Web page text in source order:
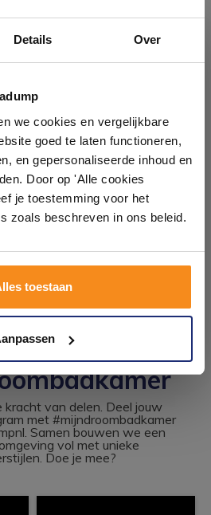
Details Over
we cookies en vergelijkbare
goed te laten functioneren,
en gepersonaliseerde inhoud en
Door op 'Alle cookies
je toestemming voor het
zoals beschreven in ons beleid.
toestaan
30 voor 2-toets Spoeling
met Witte Designstroken
Mat Wit
221,68
van delen. Deel jouw
met #mijndroombadkamer
Samen bouwen we een
vol met unieke
Doe je mee?
in onze 1000 m²
door 21 volledig ingerichte
– van compact tot luxe. Onze
je persoonlijk, en je vindt
uit voorraad. Gratis parkeren
eigen terrein.
ervaar zelf het verschil!